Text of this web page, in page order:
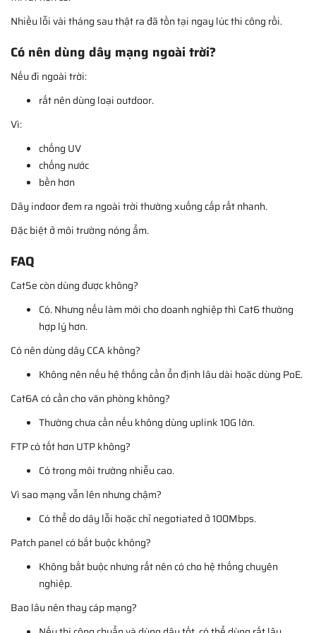
Nhiều lỗi vài tháng sau thật ra đã tồn tại ngay lúc thi công rồi.
Có nên dùng dây mạng ngoài trời?
Nếu đi ngoài trời:
rất nên dùng loại outdoor.
Vì:
chống UV
chống nước
bền hơn
Dây indoor đem ra ngoài trời thường xuống cấp rất nhanh.
Đặc biệt ở môi trường nóng ẩm.
FAQ
Cat5e còn dùng được không?
Có. Nhưng nếu làm mới cho doanh nghiệp thì Cat6 thường
hợp lý hơn.
Có nên dùng dây CCA không?
Không nên nếu hệ thống cần ổn định lâu dài hoặc dùng PoE.
Cat6A có cần cho văn phòng không?
Thường chưa cần nếu không dùng uplink 10G lớn.
FTP có tốt hơn UTP không?
Có trong môi trường nhiễu cao.
Vì sao mạng vẫn lên nhưng chậm?
Có thể do dây lỗi hoặc chỉ negotiated ở 100Mbps.
Patch panel có bắt buộc không?
Không bắt buộc nhưng rất nên có cho hệ thống chuyên
nghiệp.
Bao lâu nên thay cáp mạng?